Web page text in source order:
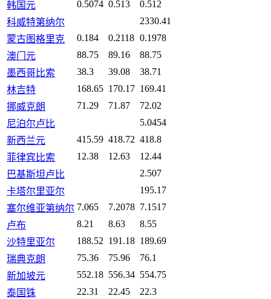
韩国元 0.5074 0.513
0.512
科威特第纳尔
2330.41
蒙古图格里克
0.184 0.2118 0.1978
澳门元
88.75 89.16
88.75
墨西哥比索
38.3 39.08
38.71
林吉特
168.65 170.17 169.41
挪威克朗
71.29 71.87
72.02
尼泊尔卢比
5.0454
新西兰元
415.59 418.72 418.8
菲律宾比索
12.38 12.63
12.44
巴基斯坦卢比
2.507
卡塔尔里亚尔
195.17
塞尔维亚第纳尔 7.065 7.2078 7.1517
卢布
8.21 8.63
8.55
沙特里亚尔
188.52 191.18 189.69
瑞典克朗
75.36 75.96
76.1
新加坡元
552.18 556.34 554.75
泰国铢
22.31 22.45
22.3